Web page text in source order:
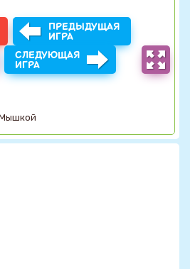
ПРЕДЫДУЩАЯ
ИГРА
СЛЕДУЮЩАЯ
ИГРА